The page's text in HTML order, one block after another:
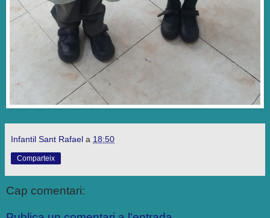
Infantil Sant Rafael a 18:50
Comparteix
Cap comentari: